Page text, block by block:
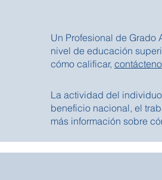
Un Profesional de Grado
nivel de educación
cómo calificar,
La actividad del
beneficio nacional, el
más información sobre